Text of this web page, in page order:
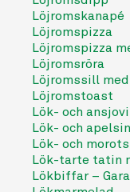
Löjromskanapé
Löjromspizza
Löjromspizza
Löjromsröra
Löjromssill
Löjromstoast
Lök- och
Lök- och
Lök- och
Lök-tarte tatin
Lökbiffar –